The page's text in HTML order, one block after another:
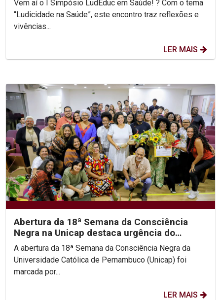
Vem aí o I Simpósio LudEduc em Saúde! ? Com o tema
“Ludicidade na Saúde”, este encontro traz reflexões e
vivências...
LER MAIS
Abertura da 18ª Semana da Consciência
Negra na Unicap destaca urgência do
antirracismo e justiça...
A abertura da 18ª Semana da Consciência Negra da
Universidade Católica de Pernambuco (Unicap) foi
marcada por...
LER MAIS